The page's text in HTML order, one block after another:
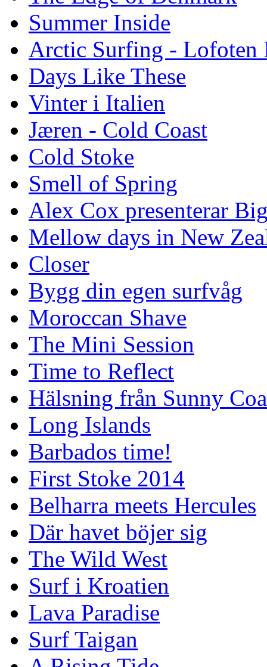
Summer Inside
Arctic Surfing - Lofoten
Days Like These
Vinter i Italien
Jæren - Cold Coast
Cold Stoke
Smell of Spring
Alex Cox presenterar
Mellow days in New
Closer
Bygg din egen surfvåg
Moroccan Shave
The Mini Session
Time to Reflect
Hälsning från Sunny
Long Islands
Barbados time!
First Stoke 2014
Belharra meets Hercules
Där havet böjer sig
The Wild West
Surf i Kroatien
Lava Paradise
Surf Taigan